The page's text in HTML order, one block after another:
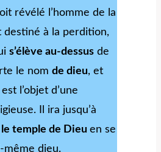
révélé l’homme de la
destiné à la perdition,
s’élève au-dessus de
le nom de dieu, et
l’objet d’une
Il ira jusqu’à
le temple de Dieu en se
même dieu.